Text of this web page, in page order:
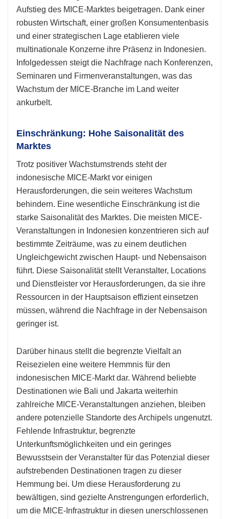
Aufstieg des MICE-Marktes beigetragen. Dank einer
robusten Wirtschaft, einer großen Konsumentenbasis
und einer strategischen Lage etablieren viele
multinationale Konzerne ihre Präsenz in Indonesien.
Infolgedessen steigt die Nachfrage nach Konferenzen,
Seminaren und Firmenveranstaltungen, was das
Wachstum der MICE-Branche im Land weiter
ankurbelt.
Einschränkung: Hohe Saisonalität des
Marktes
Trotz positiver Wachstumstrends steht der
indonesische MICE-Markt vor einigen
Herausforderungen, die sein weiteres Wachstum
behindern. Eine wesentliche Einschränkung ist die
starke Saisonalität des Marktes. Die meisten MICE-
Veranstaltungen in Indonesien konzentrieren sich auf
bestimmte Zeiträume, was zu einem deutlichen
Ungleichgewicht zwischen Haupt- und Nebensaison
führt. Diese Saisonalität stellt Veranstalter, Locations
und Dienstleister vor Herausforderungen, da sie ihre
Ressourcen in der Hauptsaison effizient einsetzen
müssen, während die Nachfrage in der Nebensaison
geringer ist.
Darüber hinaus stellt die begrenzte Vielfalt an
Reisezielen eine weitere Hemmnis für den
indonesischen MICE-Markt dar. Während beliebte
Destinationen wie Bali und Jakarta weiterhin
zahlreiche MICE-Veranstaltungen anziehen, bleiben
andere potenzielle Standorte des Archipels ungenutzt.
Fehlende Infrastruktur, begrenzte
Unterkunftsmöglichkeiten und ein geringes
Bewusstsein der Veranstalter für das Potenzial dieser
aufstrebenden Destinationen tragen zu dieser
Hemmung bei. Um diese Herausforderung zu
bewältigen, sind gezielte Anstrengungen erforderlich,
um die MICE-Infrastruktur in diesen unerschlossenen